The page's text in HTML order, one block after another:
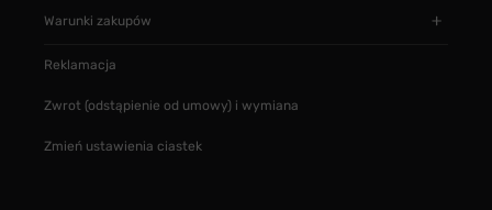
Warunki zakupów
Reklamacja
Zwrot (odstąpienie od umowy) i wymiana
Zmień ustawienia ciastek